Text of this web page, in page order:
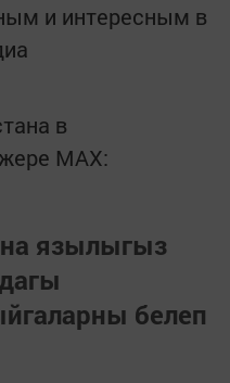
и интересным в
в
MАХ:
язылыгыз
белеп